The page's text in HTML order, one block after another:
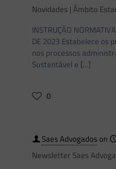
Novidades | Âmbito
INSTRUÇÃO
DE 2023 Estabelece os
nos processos
Sustentável e […]
0
Saes Advogadoson
Newsletter Saes